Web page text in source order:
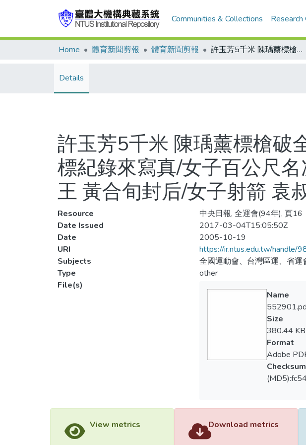
Communities & Collections
Home 體育新聞剪報 體育新聞剪報 許玉芳5千米 陳瑀薰標槍破全國/三分平頭帶來好運 陳瑀薰要續標紀錄來寫真/女子百公尺名次引爭議/ 自由車公路賽 賴冠華稱王 黃合旬封后/女子射箭 袁叔琪摘金/疑北市放水 投縣男籃罷賽
Details
許玉芳5千米 陳瑀薰標槍破
標紀錄來寫真/女子百公尺
王 黃合旬封后/女子射箭 袁
Resource
中央日報, 全運會(94年), 頁16
Date Issued
2017-03-04T15:05:50Z
Date
2005-10-19
URI
https://ir.ntus.edu.tw/handle/
Subjects
全國運動會、台灣區運、省運
Type
other
File(s)
Name
Size
380.44 KB
Format
Adobe
Checksum
View metrics Download metrics